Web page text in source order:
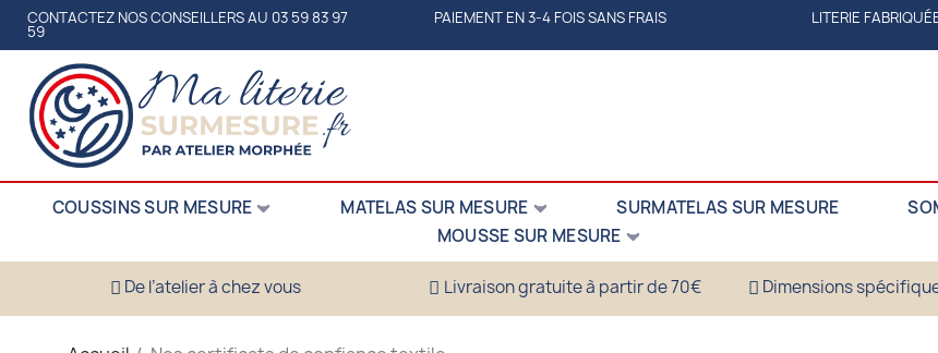
CONTACTEZ NOS CONSEILLERS AU 03 59 83 97
59
PAIEMENT EN 3-4 FOIS SANS FRAIS LITERIE
COUSSINS SUR MESURE MATELAS SUR MESURE SURMATELAS SUR MESURE
MOUSSE SUR MESURE
De l’atelier à chez vous Livraison gratuite à partir de 70€ Dimensions